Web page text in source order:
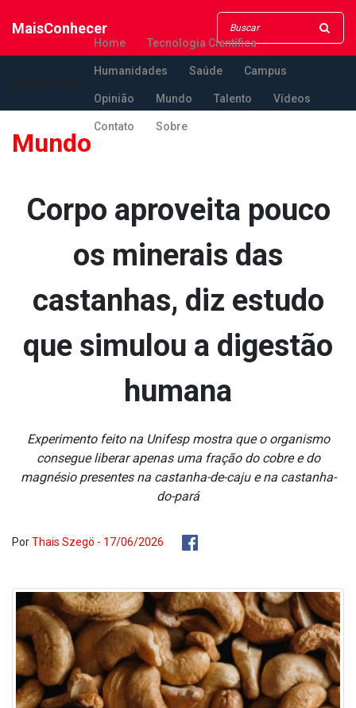
MaisConhecer
Home Tecnologia Científica
Humanidades Saúde Campus
Opinião Mundo Talento Vídeos
Contato Sobre
Mundo
Corpo aproveita pouco
os minerais das
castanhas, diz estudo
que simulou a digestão
humana
Experimento feito na Unifesp mostra que o organismo
consegue liberar apenas uma fração do cobre e do
magnésio presentes na castanha-de-caju e na castanha-
do-pará
PorThais Szegö - 17/06/2026